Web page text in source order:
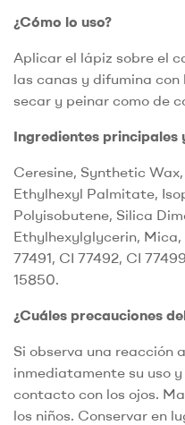
¿Cómo lo uso?
Aplicar el lápiz sobre el
las canas y difumina con
secar y peinar como de
Ingredientes principales
Ceresine, Synthetic
Ethylhexyl Palmitate,
Polyisobutene, Silica
Ethylhexylglycerin, Mica,
77491, CI 77492, CI
15850.
¿Cuáles precauciones
Si observa una reacción
inmediatamente su uso
contacto con los ojos.
los niños. Conservar en